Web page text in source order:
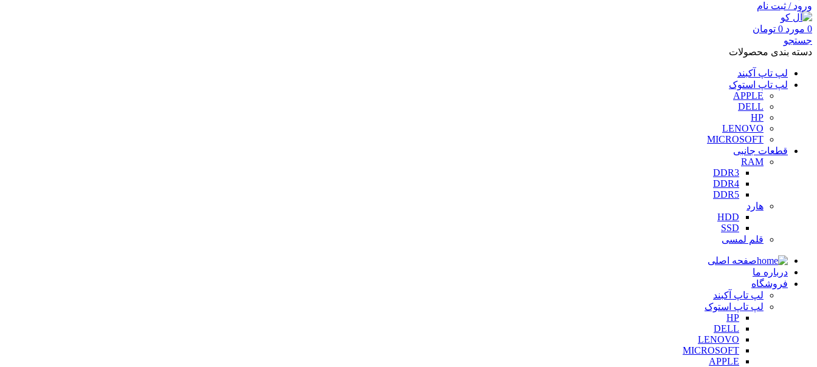
ورود / ثبت نام
0 مورد 0 تومان
جستجو
دسته بندی محصولات
لپ تاپ آکبند
لپ تاپ استوک
APPLE
DELL
HP
LENOVO
MICROSOFT
قطعات جانبی
RAM
DDR3
DDR4
DDR5
هارد
HDD
SSD
قلم لمسی
صفحه اصلی
درباره ما
فروشگاه
لپ تاپ آکبند
لپ تاپ استوک
HP
DELL
LENOVO
MICROSOFT
APPLE